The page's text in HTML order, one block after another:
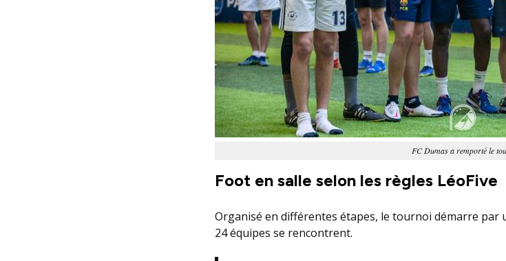
FC Dumas a remporté le
Foot en salle selon les règles LéoFive
Organisé en différentes étapes, le tournoi démarre par
24 équipes se rencontrent.